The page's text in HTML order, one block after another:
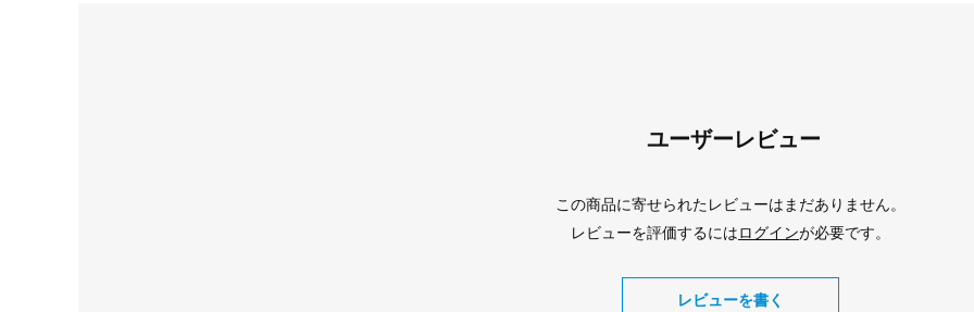
ユーザーレビュー
この商品に寄せられたレビューはまだありません。
レビューを評価するにはログインが必要です。
レビューを書く